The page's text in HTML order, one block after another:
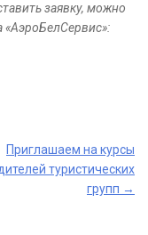
заявку, можно
«АэроБелСервис»:
Приглашаем на курсы
туристических
групп →